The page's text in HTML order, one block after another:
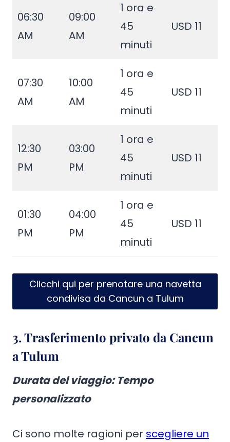
06:30
AM
09:00
AM
1 ora e
45
minuti
USD 11
07:30
AM
10:00
AM
1 ora e
45
minuti
USD 11
12:30
PM
03:00
PM
1 ora e
45
minuti
USD 11
01:30
PM
04:00
PM
1 ora e
45
minuti
USD 11
Clicchi qui per prenotare una navetta
condivisa da Cancun a Tulum
3.Trasferimento privato da Cancun
a Tulum
Durata del viaggio: Tempo
personalizzato
Ci sono molte ragioni per scegliere un